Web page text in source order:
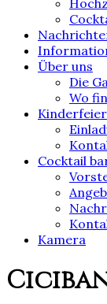
Über uns
Die
Wo
Kinderfeier
Cocktail
Kamera